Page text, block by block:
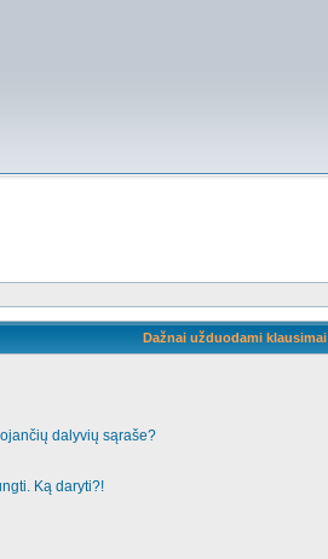
Dažnai užduodami klausimai
dalyvių sąraše?
Ką daryti?!